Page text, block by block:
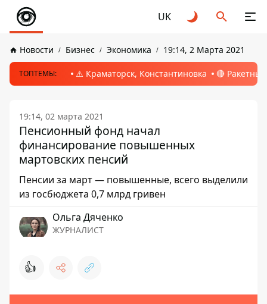
UK
Новости Бизнес Экономика 19:14, 2 Марта 2021
ТОПТЕМЫ: ⚠️ Краматорск, Константиновка 🔴
19:14, 02 марта 2021
Пенсионный фонд начал
финансирование повышенных
мартовских пенсий
Пенсии за март — повышенные, всего выделили
из госбюджета 0,7 млрд гривен
Ольга Дяченко
ЖУРНАЛИСТ
👍